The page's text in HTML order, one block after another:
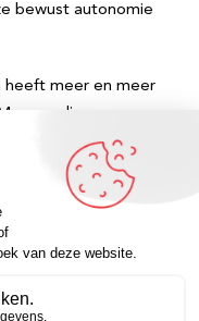
bewust autonomie
heeft meer en meer
die
wat ze willen, zelf
de
dragen. Het
zoals wij die
gelegd op
dat hoort er nou